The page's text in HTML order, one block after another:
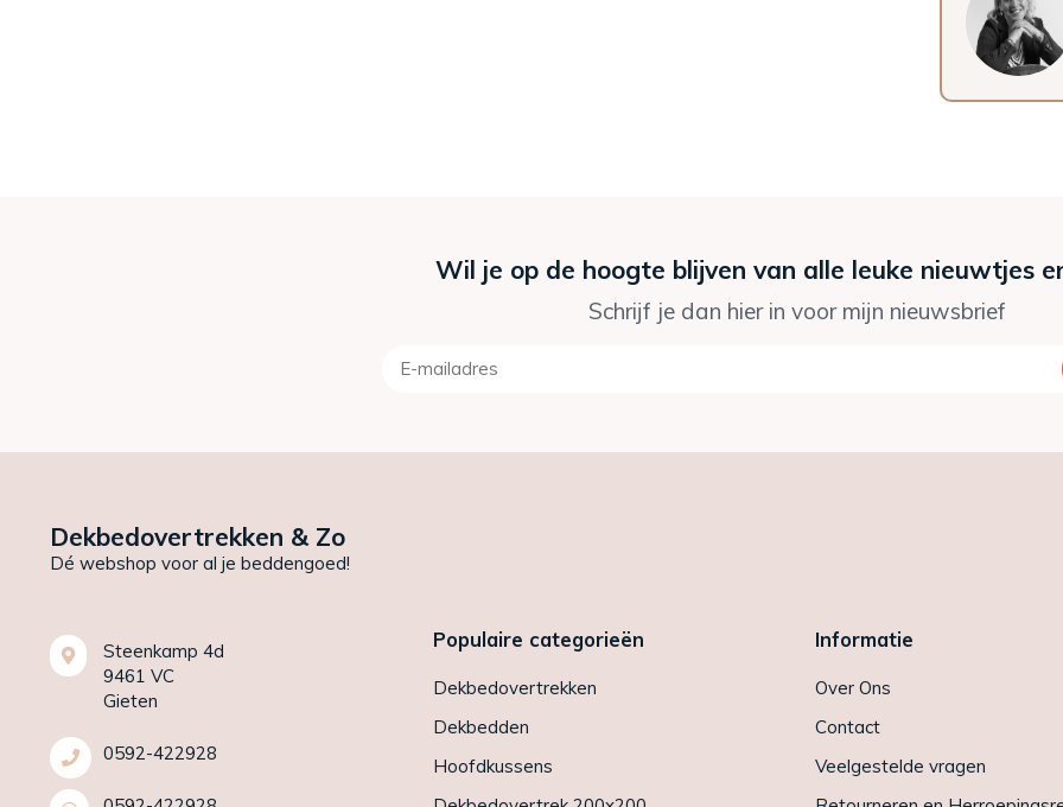
Wil je op de hoogte blijven van alle leuke nieuwtjes
Schrijf je dan hier in voor mijn nieuwsbrief
Dekbedovertrekken & Zo
Dé webshop voor al je beddengoed!
Steenkamp 4d
9461 VC
Gieten
0592-422928
Populaire categorieën
Dekbedovertrekken
Dekbedden
Hoofdkussens
Informatie
Over Ons
Contact
Veelgestelde vragen